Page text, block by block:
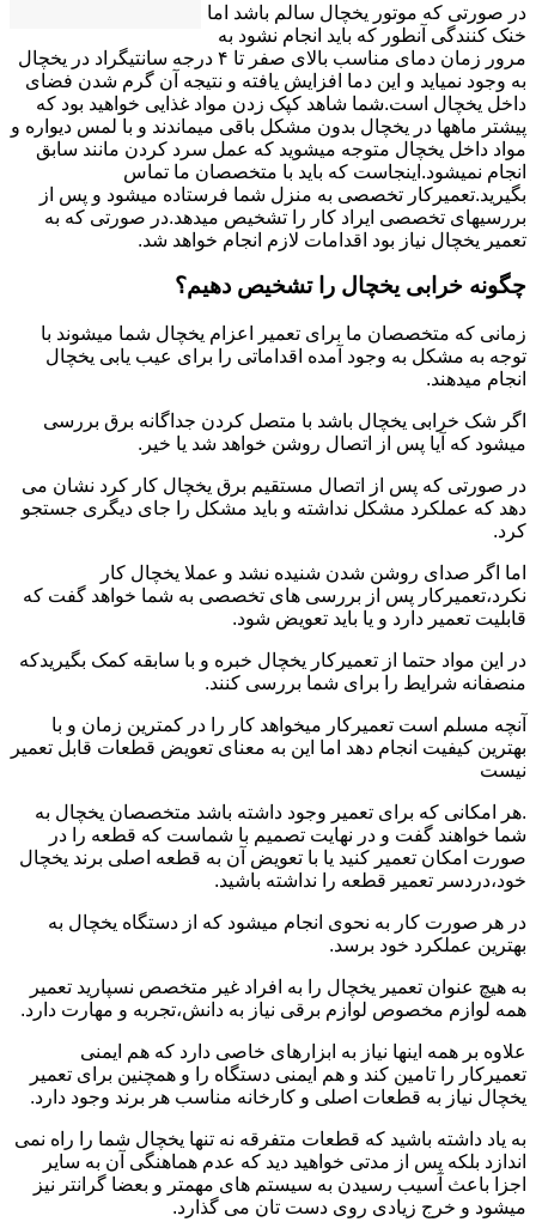
در صورتی که موتور یخچال سالم باشد اما
خنک کنندگی آنطور که باید انجام نشود به
مرور زمان دمای مناسب بالای صفر تا ۴ درجه سانتیگراد در یخچال
به وجود نمیاید و این دما افزایش یافته و نتیجه آن گرم شدن فضای
داخل یخچال است.شما شاهد کپک زدن مواد غذایی خواهید بود که
پیشتر ماهها در یخچال بدون مشکل باقی میماندند و با لمس دیواره و
مواد داخل یخچال متوجه میشوید که عمل سرد کردن مانند سابق
انجام نمیشود.اینجاست که باید با متخصصان ما تماس
بگیرید.تعمیرکار تخصصی به منزل شما فرستاده میشود و پس از
بررسیهای تخصصی ایراد کار را تشخیص میدهد.در صورتی که به
تعمیر یخچال نیاز بود اقدامات لازم انجام خواهد شد.
چگونه خرابی یخچال را تشخیص دهیم؟
زمانی که متخصصان ما برای تعمیر اعزام یخچال شما میشوند با
توجه به مشکل به وجود آمده اقداماتی را برای عیب یابی یخچال
انجام میدهند.
اگر شک خرابی یخچال باشد با متصل کردن جداگانه برق بررسی
میشود که آیا پس از اتصال روشن خواهد شد یا خیر.
در صورتی که پس از اتصال مستقیم برق یخچال کار کرد نشان می
دهد که عملکرد مشکل نداشته و باید مشکل را جای دیگری جستجو
کرد.
اما اگر صدای روشن شدن شنیده نشد و عملا یخچال کار
نکرد،تعمیرکار پس از بررسی های تخصصی به شما خواهد گفت که
قابلیت تعمیر دارد و یا باید تعویض شود.
در این مواد حتما از تعمیرکار یخچال خبره و با سابقه کمک بگیریدکه
منصفانه شرایط را برای شما بررسی کنند.
آنچه مسلم است تعمیرکار میخواهد کار را در کمترین زمان و با
بهترین کیفیت انجام دهد اما این به معنای تعویض قطعات قابل تعمیر
نیست
.هر امکانی که برای تعمیر وجود داشته باشد متخصصان یخچال به
شما خواهند گفت و در نهایت تصمیم با شماست که قطعه را در
صورت امکان تعمیر کنید یا با تعویض آن به قطعه اصلی برند یخچال
خود،دردسر تعمیر قطعه را نداشته باشید.
در هر صورت کار به نحوی انجام میشود که از دستگاه یخچال به
بهترین عملکرد خود برسد.
به هیچ عنوان تعمیر یخچال را به افراد غیر متخصص نسپارید تعمیر
همه لوازم مخصوص لوازم برقی نیاز به دانش،تجربه و مهارت دارد.
علاوه بر همه اینها نیاز به ابزارهای خاصی دارد که هم ایمنی
تعمیرکار را تامین کند و هم ایمنی دستگاه را و همچنین برای تعمیر
یخچال نیاز به قطعات اصلی و کارخانه مناسب هر برند وجود دارد.
به یاد داشته باشید که قطعات متفرقه نه تنها یخچال شما را راه نمی
اندازد بلکه پس از مدتی خواهید دید که عدم هماهنگی آن به سایر
اجزا باعث آسیب رسیدن به سیستم های مهمتر و بعضا گرانتر نیز
میشود و خرج زیادی روی دست تان می گذارد.